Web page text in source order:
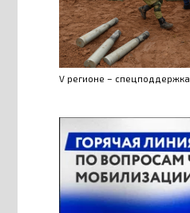
V регионе –